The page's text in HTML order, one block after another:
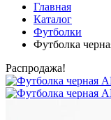
Главная
Каталог
Футболки
Футболка
Распродажа!